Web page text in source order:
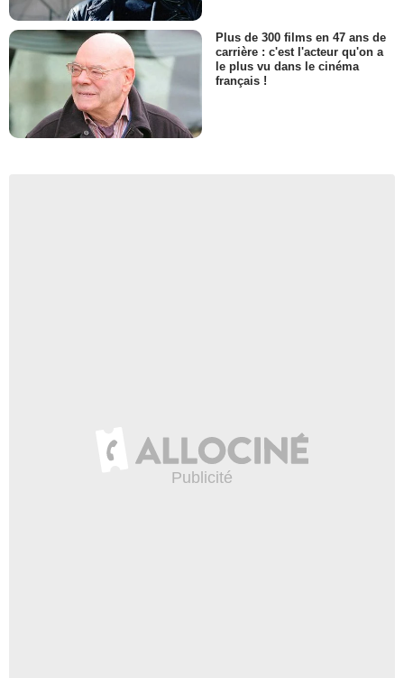
Plus de 300 films en 47 ans de
carrière : c'est l'acteur qu'on a
le plus vu dans le cinéma
français !